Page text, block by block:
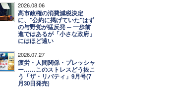
2026.08.06
高市政権の消費減税決定
に、"公約に掲げていた"はず
の与野党が猛反発 ─ 一歩前
進ではあるが「小さな政府」
にはほど遠い
2026.07.27
疲労・人間関係・プレッシャ
ー……このストレスどう抜こ
う「ザ・リバティ」9月号(7
月30日発売)